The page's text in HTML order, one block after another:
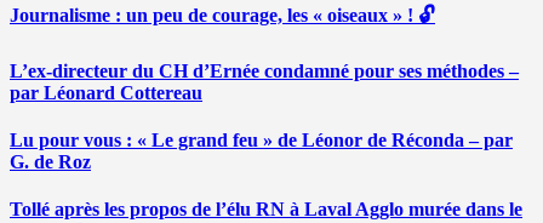
Journalisme : un peu de courage, les « oiseaux » ! 🔓
L’ex-directeur du CH d’Ernée condamné pour ses méthodes –
par Léonard Cottereau
Lu pour vous : « Le grand feu » de Léonor de Réconda – par
G. de Roz
Tollé après les propos de l’élu RN à Laval Agglo murée dans le